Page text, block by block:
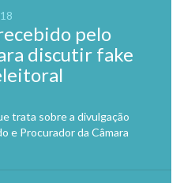
pelo
discutir fake
trata sobre a divulgação
e Procurador da Câmara